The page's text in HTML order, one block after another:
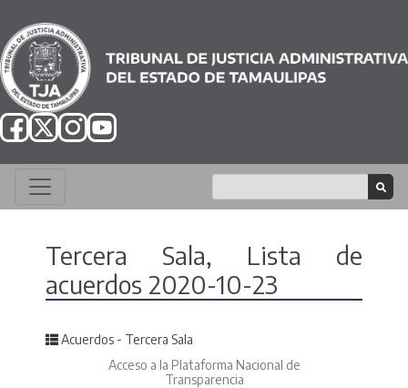
Tercera Sala, Lista de
acuerdos 2020-10-23
Posted in
Acuerdos - Tercera Sala
Acceso a la Plataforma Nacional de
Transparencia